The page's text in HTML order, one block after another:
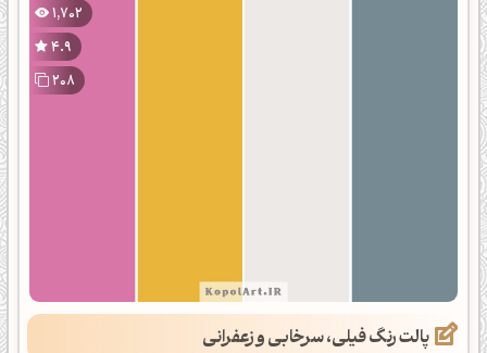
1,702
4.9
208
پالت رنگ فیلی، سرخابی و زعفرانی